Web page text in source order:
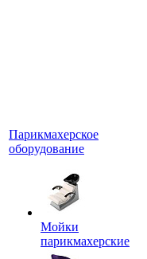
Парикмахерское
оборудование
Мойки
парикмахерские